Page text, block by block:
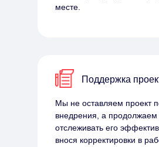
Поддержка
Мы не оставляем проект
внедрения, а продолжаем
отслеживать его
внося корректировки в
месте.